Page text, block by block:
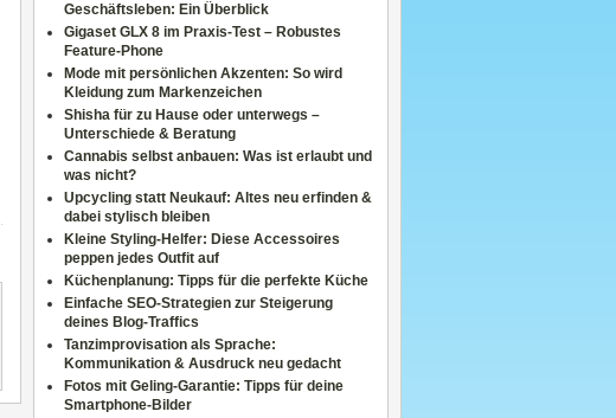
Geschäftsleben: Ein Überblick
Gigaset GLX 8 im Praxis-Test – Robustes
Feature-Phone
Mode mit persönlichen Akzenten: So wird
Kleidung zum Markenzeichen
Shisha für zu Hause oder unterwegs –
Unterschiede & Beratung
Cannabis selbst anbauen: Was ist erlaubt und
was nicht?
Upcycling statt Neukauf: Altes neu erfinden &
dabei stylisch bleiben
Kleine Styling-Helfer: Diese Accessoires
peppen jedes Outfit auf
Küchenplanung: Tipps für die perfekte Küche
Einfache SEO-Strategien zur Steigerung
deines Blog-Traffics
Tanzimprovisation als Sprache:
Kommunikation & Ausdruck neu gedacht
Fotos mit Geling-Garantie: Tipps für deine
Smartphone-Bilder